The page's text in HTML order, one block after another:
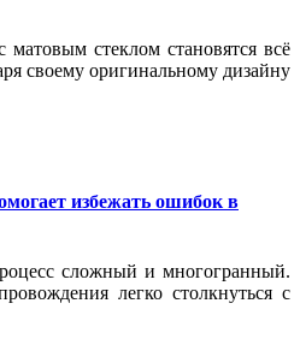
стеклом становятся всё
своему оригинальному дизайну
избежать ошибок в
сложный и многогранный.
легко столкнуться с